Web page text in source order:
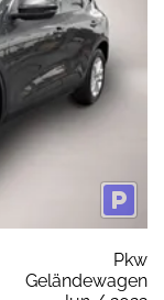
Pkw
Geländewagen